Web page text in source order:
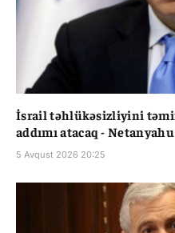
İsrail təhlükəsizliyini
addımı atacaq - Netanyahu
5 Avqust 2026 20:25